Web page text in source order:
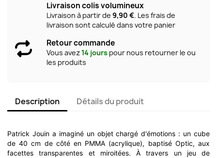
Livraison colis volumineux
Livraison à partir de 9,90 €. Les frais de
livraison sont calculé dans votre panier
Retour commande
Vous avez14 jours pour nous retourner le ou
les produits
Description Détails du produit
Patrick Jouin a imaginé un objet chargé d'émotions : un cube
de 40 cm de côté en PMMA (acrylique), baptisé Optic, aux
facettes transparentes et miroitées. À travers un jeu de